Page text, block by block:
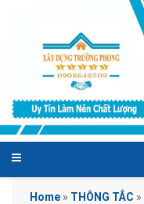
Home » THÔNG TẮC »